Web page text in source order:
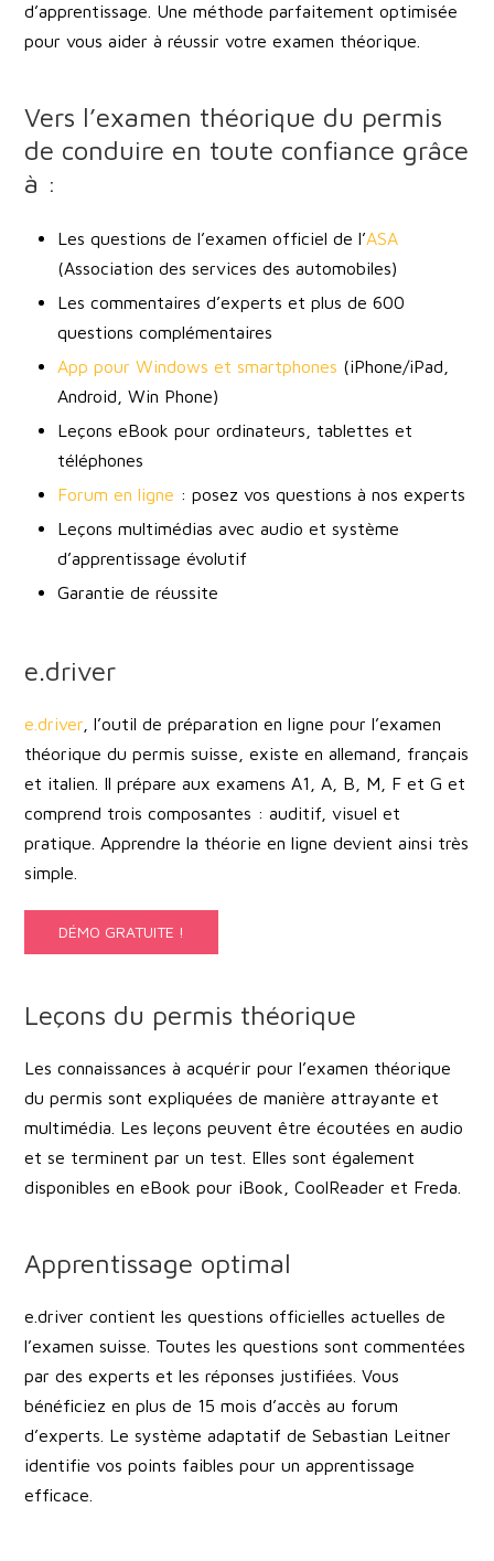
d’apprentissage. Une méthode parfaitement optimisée
pour vous aider à réussir votre examen théorique.
Vers l’examen théorique du permis
de conduire en toute confiance grâce
à :
Les questions de l’examen officiel de l’ASA
(Association des services des automobiles)
Les commentaires d’experts et plus de 600
questions complémentaires
App pour Windows et smartphones (iPhone/iPad,
Android, Win Phone)
Leçons eBook pour ordinateurs, tablettes et
téléphones
Forum en ligne : posez vos questions à nos experts
Leçons multimédias avec audio et système
d’apprentissage évolutif
Garantie de réussite
e.driver
e.driver , l’outil de préparation en ligne pour l’examen
théorique du permis suisse, existe en allemand, français
et italien. Il prépare aux examens A1, A, B, M, F et G et
comprend trois composantes : auditif, visuel et
pratique. Apprendre la théorie en ligne devient ainsi très
simple.
DÉMO GRATUITE !
Leçons du permis théorique
Les connaissances à acquérir pour l’examen théorique
du permis sont expliquées de manière attrayante et
multimédia. Les leçons peuvent être écoutées en audio
et se terminent par un test. Elles sont également
disponibles en eBook pour iBook, CoolReader et Freda.
Apprentissage optimal
e.driver contient les questions officielles actuelles de
l’examen suisse. Toutes les questions sont commentées
par des experts et les réponses justifiées. Vous
bénéficiez en plus de 15 mois d’accès au forum
d’experts. Le système adaptatif de Sebastian Leitner
identifie vos points faibles pour un apprentissage
efficace.